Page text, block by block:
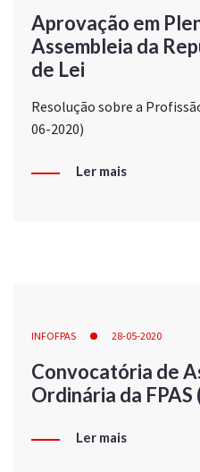
Aprovação em
Assembleia da
de Lei
Resolução sobre a
06-2020)
Ler mais
INFOFPAS 28-05-2020
Convocatória de
Ordinária da
Ler mais